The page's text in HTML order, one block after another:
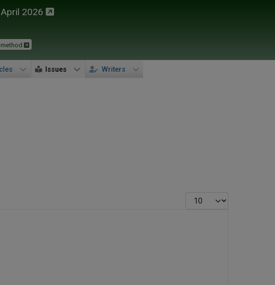
2026
method
Issues Writers
Display #